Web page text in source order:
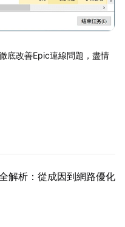
底改善Epic連線問題，盡情
解析：從成因到網路優化